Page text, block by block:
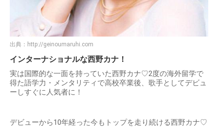
出典： http://geinoumaruhi.com
インターナショナルな西野カナ！
実は国際的な一面を持っていた西野カナ♡2度の海外留学で
得た語学力・メンタリティで高校卒業後、歌手としてデビュ
ーしすぐに人気者に！
デビューから10年経った今もトップを走り続ける西野カナ♡